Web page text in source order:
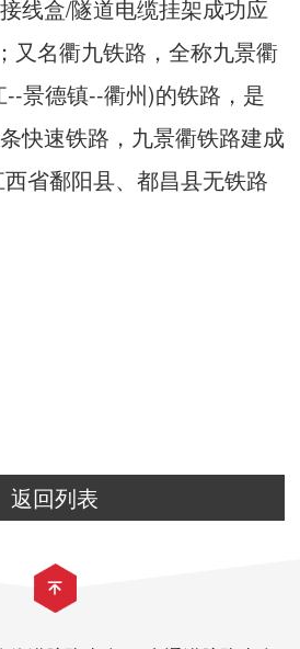
线盒/隧道电缆挂架成功应
又名衢九铁路，全称九景衢
景德镇--衢州)的铁路，是
快速铁路，九景衢铁路建成
省鄱阳县、都昌县无铁路
返回列表